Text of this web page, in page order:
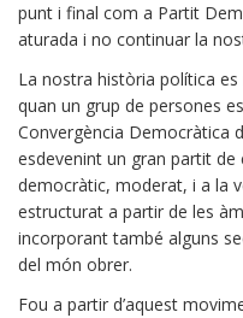
punt i final com a Partit
aturada i no continuar la
La nostra història política
quan un grup de persones
Convergència Democràtica
esdevenint un gran partit
democràtic, moderat, i a la
estructurat a partir de les
incorporant també alguns
del món obrer.
Fou a partir d’aquest